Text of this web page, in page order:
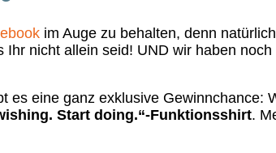
im Auge zu behalten, denn
nicht allein seid! UND wir haben
eine ganz exklusive Gewinnchance:
Start doing.“-Funktionsshirt.